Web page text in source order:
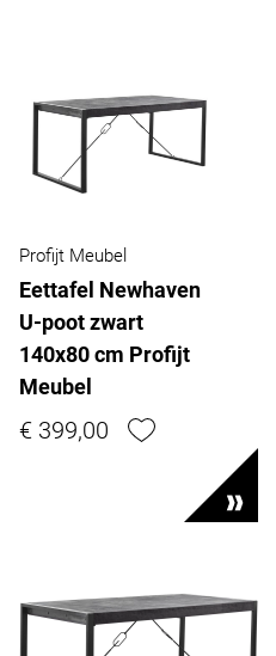
Profijt Meubel
Eettafel Newhaven
U-poot zwart
140x80 cm Profijt
Meubel
€ 399,00